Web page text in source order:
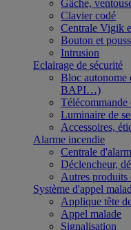
Gâche,
Clavier codé
Centrale Vigik
Bouton et
Intrusion
Eclairage de sécurité
Bloc autonome
BAPI…)
Télécommande
Luminaire de
Accessoires,
Alarme incendie
Centrale
Déclencheur,
Autres produits
Système d'appel
Applique tête
Appel malade
Signalisation